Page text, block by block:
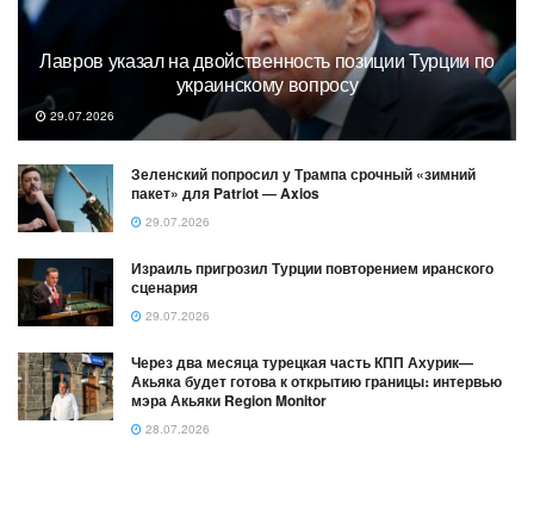
Лавров указал на двойственность позиции Турции по
украинскому вопросу
29.07.2026
Зеленский попросил у Трампа срочный «зимний
пакет» для Patriot — Axios
29.07.2026
Израиль пригрозил Турции повторением иранского
сценария
29.07.2026
Через два месяца турецкая часть КПП Ахурик—
Акьяка будет готова к открытию границы։ интервью
мэра Акьяки Region Monitor
28.07.2026